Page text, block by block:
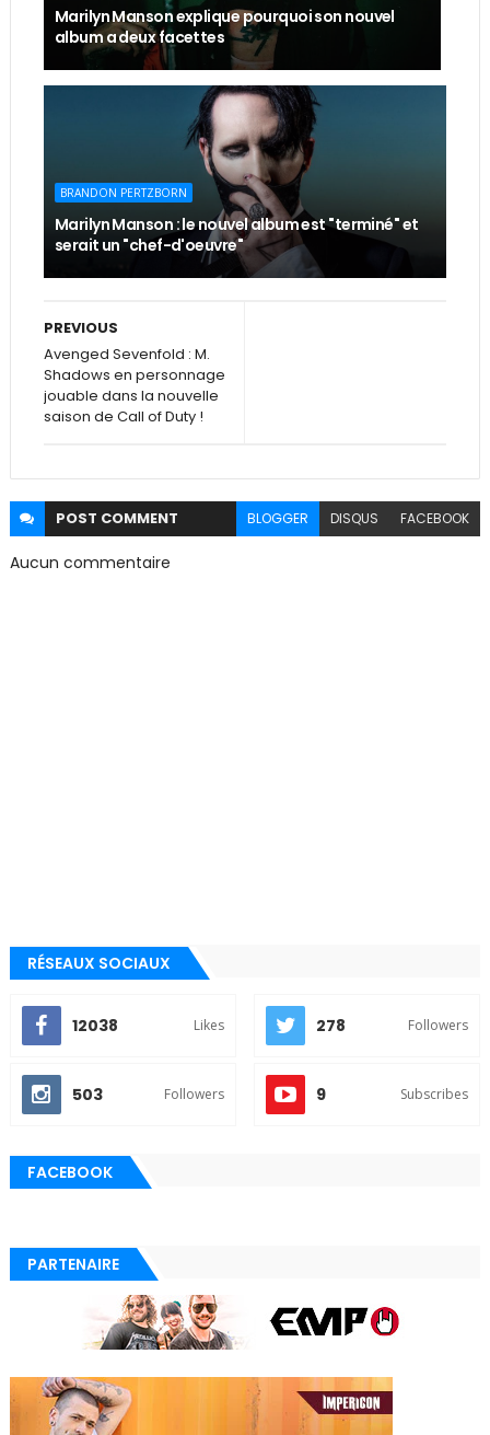
Marilyn Manson explique pourquoi son nouvel
album a deux facettes
BRANDON PERTZBORN
Marilyn Manson : le nouvel album est "terminé" et
serait un "chef-d'oeuvre"
PREVIOUS
Avenged Sevenfold : M.
Shadows en personnage
jouable dans la nouvelle
saison de Call of Duty !
POST COMMENT BLOGGER DISQUS FACEBOOK
Aucun commentaire
RÉSEAUX SOCIAUX
12038 Likes 278 Followers
503 Followers 9 Subscribes
FACEBOOK
PARTENAIRE